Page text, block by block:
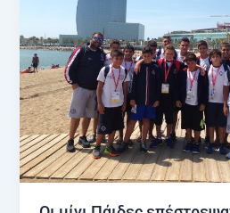
το
Kids
Final